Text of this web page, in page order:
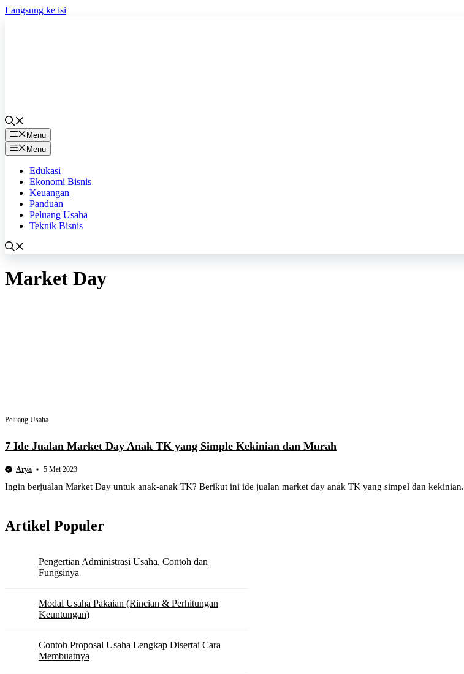
Langsung ke isi
Menu
Menu
Edukasi
Ekonomi Bisnis
Keuangan
Panduan
Peluang Usaha
Teknik Bisnis
Market Day
Peluang Usaha
7 Ide Jualan Market Day Anak TK yang Simple Kekinian dan Murah
Arya 5 Mei 2023
Ingin berjualan Market Day untuk anak-anak TK? Berikut ini ide jualan market day anak TK yang simpel dan kekinian.
Artikel Populer
Pengertian Administrasi Usaha, Contoh dan
Fungsinya
Modal Usaha Pakaian (Rincian & Perhitungan
Keuntungan)
Contoh Proposal Usaha Lengkap Disertai Cara
Membuatnya